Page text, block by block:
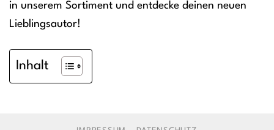
in unserem Sortiment und entdecke deinen neuen
Lieblingsautor!
Inhalt